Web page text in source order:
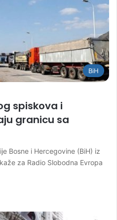
BiH
spiskova i
granicu sa
Bosne i Hercegovine (BiH) iz
za Radio Slobodna Evropa